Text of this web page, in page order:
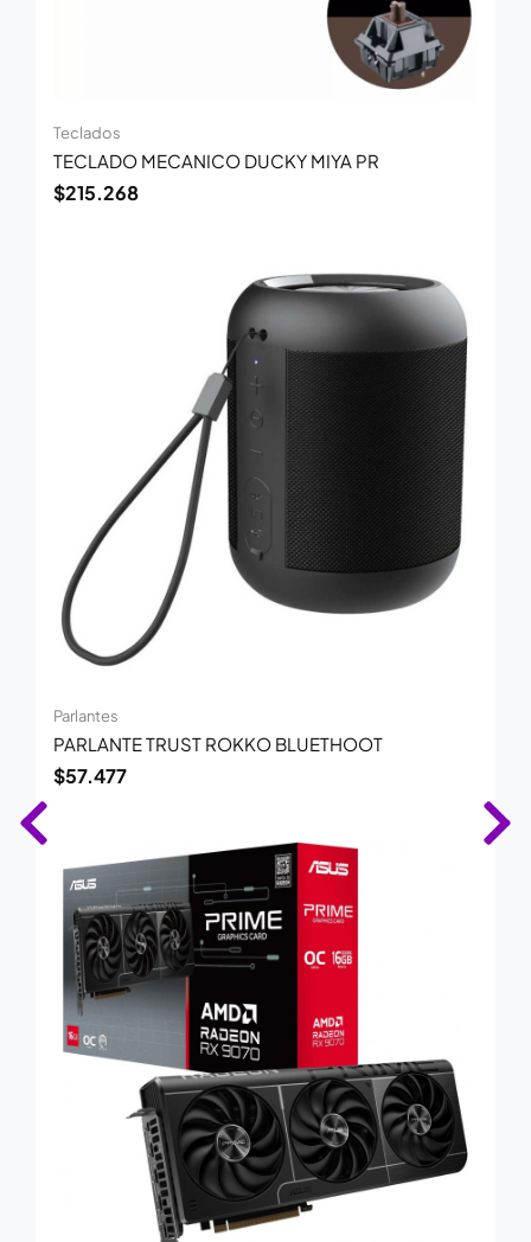
Teclados
TECLADO MECANICO DUCKY MIYA PR
$215.268
Parlantes
PARLANTE TRUST ROKKO BLUETHOOT
$57.477